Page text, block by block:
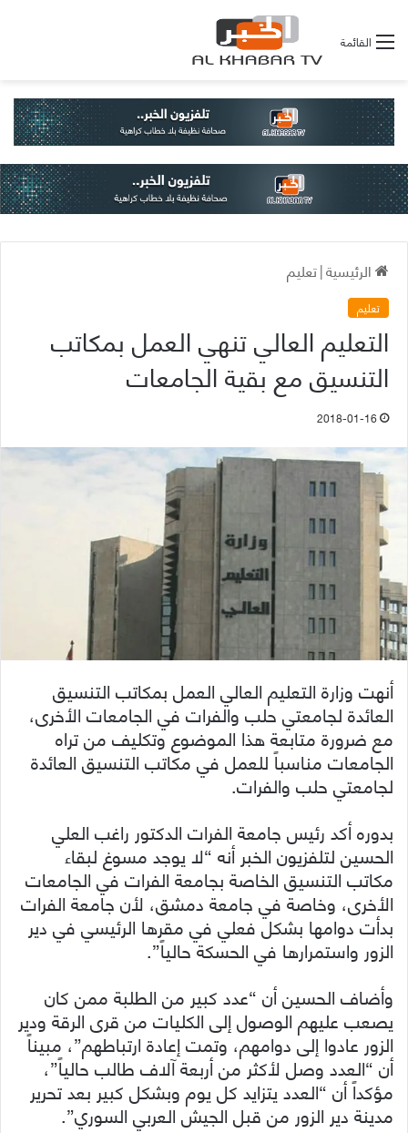
القائمة
الرئيسية|تعليم
تعليم
التعليم العالي تنهي العمل بمكاتب
التنسيق مع بقية الجامعات
2018-01-16
أنهت وزارة التعليم العالي العمل بمكاتب التنسيق
العائدة لجامعتي حلب والفرات في الجامعات الأخرى،
مع ضرورة متابعة هذا الموضوع وتكليف من تراه
الجامعات مناسباً للعمل في مكاتب التنسيق العائدة
لجامعتي حلب والفرات.
بدوره أكد رئيس جامعة الفرات الدكتور راغب العلي
الحسين لتلفزيون الخبر أنه “لا يوجد مسوغ لبقاء
مكاتب التنسيق الخاصة بجامعة الفرات في الجامعات
الأخرى، وخاصة في جامعة دمشق، لأن جامعة الفرات
بدأت دوامها بشكل فعلي في مقرها الرئيسي في دير
الزور واستمرارها في الحسكة حالياً”.
وأضاف الحسين أن “عدد كبير من الطلبة ممن كان
يصعب عليهم الوصول إلى الكليات من قرى الرقة ودير
الزور عادوا إلى دوامهم، وتمت إعادة ارتباطهم”، مبيناً
أن “العدد وصل لأكثر من أربعة آلاف طالب حالياً”،
مؤكداً أن “العدد يتزايد كل يوم وبشكل كبير بعد تحرير
مدينة دير الزور من قبل الجيش العربي السوري”.